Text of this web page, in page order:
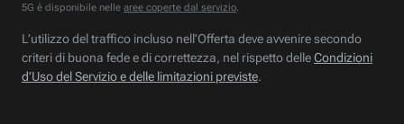
5G è disponibile nelle aree coperte dal servizio.
L’utilizzo del traffico incluso nell’Offerta deve avvenire secondo
criteri di buona fede e di correttezza, nel rispetto delleCondizioni
d’Uso del Servizio e delle limitazioni previste.